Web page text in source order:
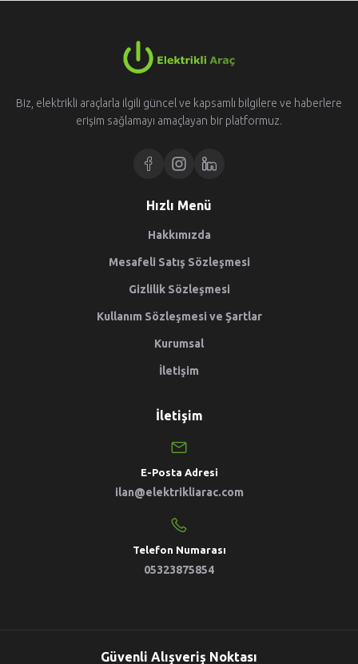
Biz, elektrikli araçlarla ilgili güncel ve kapsamlı bilgilere ve haberlere
erişim sağlamayı amaçlayan bir platformuz.
Hızlı Menü
Hakkımızda
Mesafeli Satış Sözleşmesi
Gizlilik Sözleşmesi
Kullanım Sözleşmesi ve Şartlar
Kurumsal
İletişim
İletişim
E-Posta Adresi
ilan@elektrikliarac.com
Telefon Numarası
05323875854
Güvenli Alışveriş Noktası